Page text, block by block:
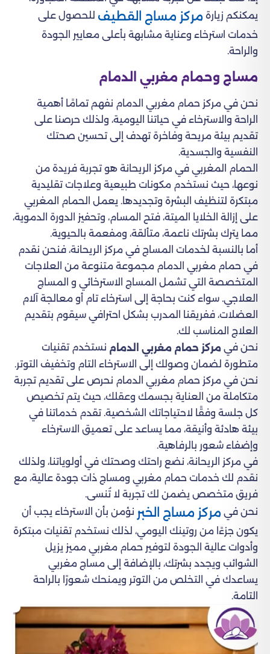
يمكنكم زيارة مركز مساج القطيف للحصول على
خدمات استرخاء وعناية مشابهة بأعلى معايير الجودة
والراحة.
مساج وحمام مغربي الدمام
نحن في مركز حمام مغربي الدمام نفهم تمامًا أهمية
الراحة والاسترخاء في حياتنا اليومية، ولذلك حرصنا على
تقديم بيئة مريحة وفاخرة تهدف إلى تحسين صحتك
النفسية والجسدية.
الحمام المغربي في مركز الريحانة هو تجربة فريدة من
نوعها، حيث نستخدم مكونات طبيعية وعلاجات تقليدية
مبتكرة لتنظيف البشرة وتجديدها. يعمل الحمام المغربي
على إزالة الخلايا الميتة، فتح المسام، وتحفيز الدورة الدموية،
مما يترك بشرتك ناعمة، متألقة، ومفعمة بالحيوية.
أما بالنسبة لخدمات المساج في مركز الريحانة، فنحن نقدم
في حمام مغربي الدمام مجموعة متنوعة من العلاجات
المتخصصة التي تشمل المساج الاسترخائي و المساج
العلاجي. سواء كنت بحاجة إلى استرخاء تام أو معالجة آلام
العضلات، ففريقنا المدرب بشكل احترافي سيقوم بتقديم
العلاج المناسب لك.
نحن في مركز حمام مغربي الدمام نستخدم تقنيات
متطورة لضمان وصولك إلى الاسترخاء التام وتخفيف التوتر.
نحن في مركز حمام مغربي الدمام نحرص على تقديم تجربة
متكاملة من العناية بجسمك وعقلك، حيث يتم تخصيص
كل جلسة وفقًا لاحتياجاتك الشخصية. تقدم خدماتنا في
بيئة هادئة وأنيقة، مما يساعد على تعميق الاسترخاء
وإضفاء شعور بالرفاهية.
في مركز الريحانة، نضع راحتك وصحتك في أولوياتنا، ولذلك
نقدم لك خدمات حمام مغربي ومساج ذات جودة عالية، مع
فريق متخصص يضمن لك تجربة لا تُنسى.
نحن في مركز مساج الخبر نؤمن بأن الاسترخاء يجب أن
يكون جزءًا من روتينك اليومي، لذلك نستخدم تقنيات مبتكرة
وأدوات عالية الجودة لتوفير حمام مغربي مميز يزيل
الشوائب ويجدد بشرتك، بالإضافة إلى مساج مغربي
يساعدك في التخلص من التوتر ويمنحك شعورًا بالراحة
التامة.